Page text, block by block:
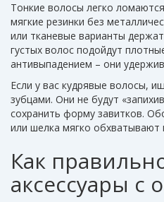
Тонкие волосы легко
мягкие резинки без
или тканевые варианты
густых волос подойдут
антивыпадением – они
Если у вас кудрявые волосы,
зубцами. Они не будут
сохранить форму завитков.
или шелка мягко обхватывают
Как
аксессуары с